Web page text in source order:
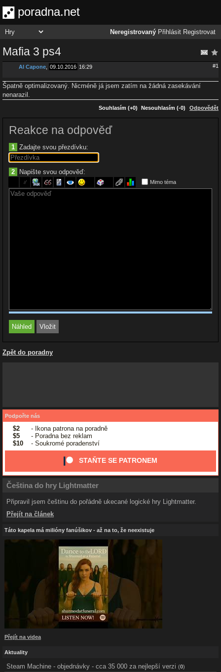
poradna.net
Neregistrovaný Přihlásit Registrovat
Mafia 3 ps4
Al Capone 09.10.2016 16:29 #1
Špatně optimalizovaný. Nicméně já jsem zatím na žádná zasekávání
nenarazil.
Souhlasím (+0) Nesouhlasím (-0) Odpovědět
Reakce na odpověď
1 Zadajte svou přezdívku:
2 Napište svou odpověď:
Mimo téma
Zpět do poradny
Podpořte nás
$2
- Ikona patrona na poradně
$5
- Poradna bez reklam
$10
- Soukromé poradenství
STAŇTE SE PATRONEM
Čeština do hry Lightmatter
Připravil jsem češtinu do pořádně ukecané logické hry Lightmatter.
Přejít na článek
Táto kapela má milióny fanúšikov - až na to, že neexistuje
Přejít na videa
Aktuality
Steam Machine - objednávky - cca 35 000 za nejlepší verzi (0)